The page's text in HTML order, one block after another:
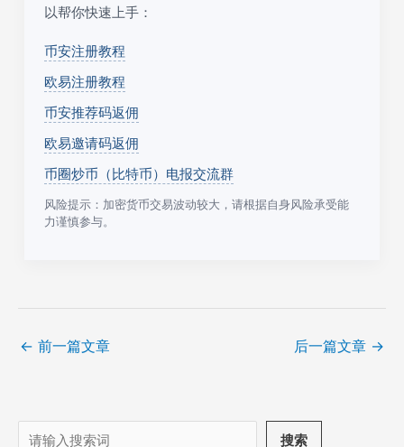
以帮你快速上手：
币安注册教程
欧易注册教程
币安推荐码返佣
欧易邀请码返佣
币圈炒币（比特币）电报交流群
风险提示：加密货币交易波动较大，请根据自身风险承受能
力谨慎参与。
← 前一篇文章 后一篇文章 →
搜 搜索